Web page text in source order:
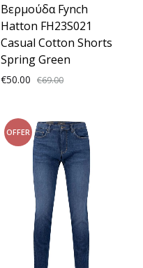
Βερμούδα Fynch
Hatton FH23S021
Casual Cotton Shorts
Spring Green
€50.00 €69.00
OFFER